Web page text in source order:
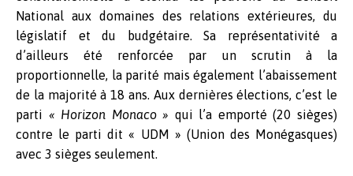
National aux domaines des relations extérieures, du
législatif et du budgétaire. Sa représentativité a
d’ailleurs été renforcée par un scrutin à la
proportionnelle, la parité mais également l’abaissement
de la majorité à 18 ans. Aux dernières élections, c’est le
parti « Horizon Monaco » qui l’a emporté (20 sièges)
contre le parti dit « UDM » (Union des Monégasques)
avec 3 sièges seulement.